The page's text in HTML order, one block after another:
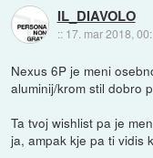
IL_DIAVOLO
:: 17. mar 2018,
Nexus 6P je meni
aluminij/krom stil dobro
Ta tvoj wishlist pa je
ja, ampak kje pa ti vidis